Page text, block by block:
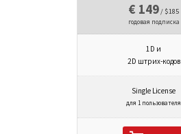
€ 149/ $185
годовая подписка
1D и
2D штрих-кодов
Single License
для 1 пользователя